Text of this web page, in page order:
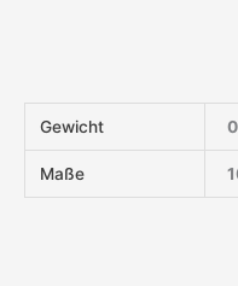
Gewicht
Maße